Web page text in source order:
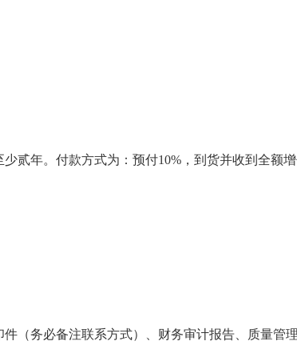
贰年。付款方式为：预付10%，到货并收到全额
（务必备注联系方式）、财务审计报告、质量管